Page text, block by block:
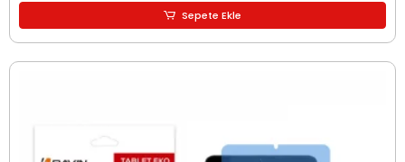
Sepete Ekle